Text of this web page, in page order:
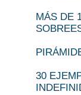
MÁS DE
30